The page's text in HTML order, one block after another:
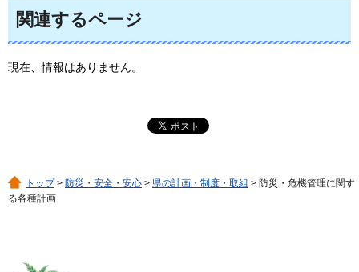
関連するページ
現在、情報はありません。
トップ> 防災・安全・安心 > 県の計画・制度・取組 > 防災・危機管理に関す
る各種計画